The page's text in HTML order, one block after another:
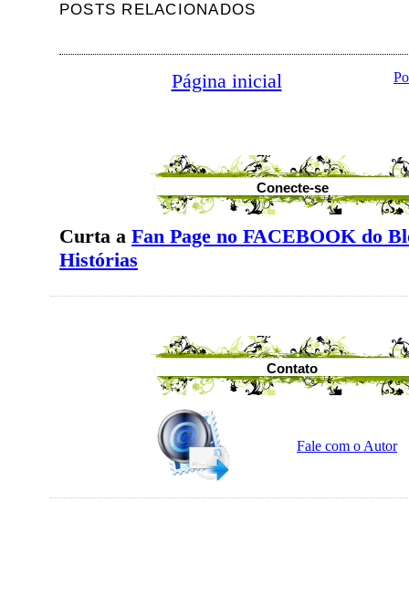
POSTS RELACIONADOS
Página inicial
Conecte-se
Curta a Fan Page no FACEBOOK do
Histórias
Contato
Fale com o Autor